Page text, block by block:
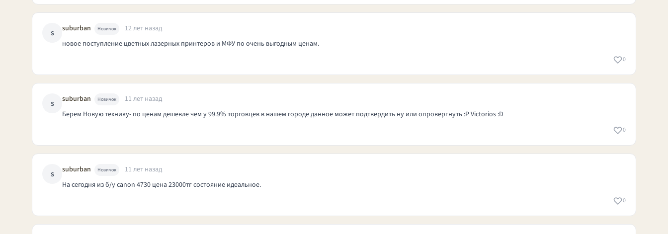
s suburban Новичок
12 лет назад
новое поступление цветных лазерных принтеров и МФУ по очень выгодным ценам.
0
s suburban Новичок
11 лет назад
Берем Новую технику- по ценам дешевле чем у 99.9% торговцев в нашем городе данное может подтвердить ну или опровергнуть :P Victorios :D
0
s suburban Новичок
11 лет назад
На сегодня из б/у canon 4730 цена 23000тг состояние идеальное.
0